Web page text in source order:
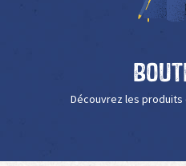
Découvrez les produits